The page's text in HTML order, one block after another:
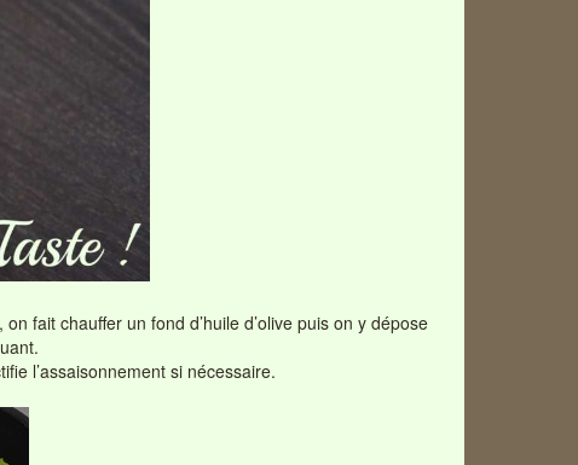
fait chauffer un fond d’huile d’olive puis on y dépose
l’assaisonnement si nécessaire.